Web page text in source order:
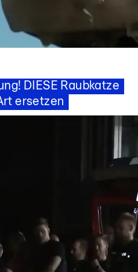
DIESE Raubkatze
ersetzen